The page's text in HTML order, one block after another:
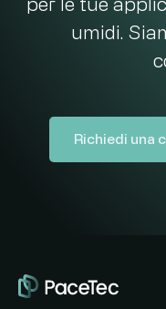
umidi.
Richiedi una